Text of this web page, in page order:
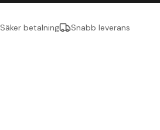
Säker betalning Snabb leverans